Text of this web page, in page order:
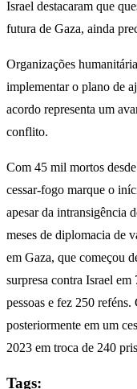
Israel destacaram que
futura de Gaza, ainda
Organizações
implementar o plano de
acordo representa um
conflito.
Com 45 mil mortos
cessar-fogo marque o
apesar da intransigência
meses de diplomacia de
em Gaza, que começou
surpresa contra Israel
pessoas e fez 250
posteriormente em um
2023 em troca de 240
Tags: